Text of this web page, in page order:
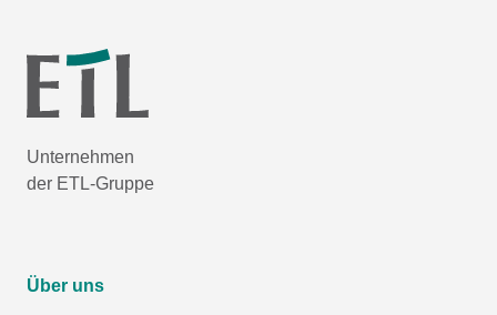
Unternehmen
der ETL-Gruppe
Über uns